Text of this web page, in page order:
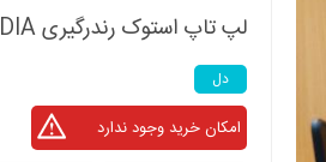
لپ تاپ استوک رندرگیری DELL Precision 7710 XEON-16GB-512 SSD-VGA 8GB NVIDIA
دل